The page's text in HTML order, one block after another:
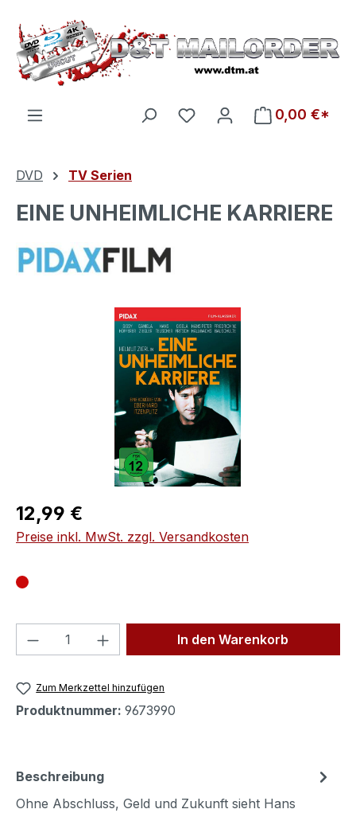
Zum Hauptinhalt springen
Du hast 0 Produkte auf
0,00 €*
DVD TV Serien
EINE UNHEIMLICHE KARRIERE
Bildergalerie überspringen
Regulärer Preis:
12,99 €
Preise inkl. MwSt. zzgl. Versandkosten
Produkt Anzahl: Gib denIn den Warenkorb
Zum Merkzettel hinzufügen
Produktnummer: 9673990
Beschreibung
Ohne Abschluss, Geld und Zukunft sieht Hans